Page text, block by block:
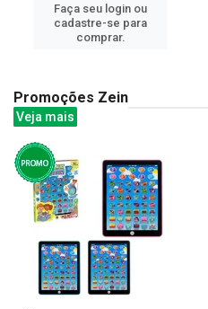
Faça seu login ou
cadastre-se para
comprar.
Promoções Zein
Veja mais